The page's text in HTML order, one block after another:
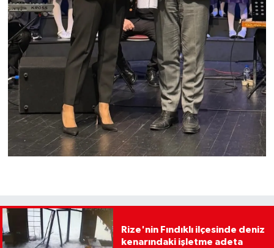
Rize'nin Fındıklı ilçesinde deniz
kenarındaki işletme adeta